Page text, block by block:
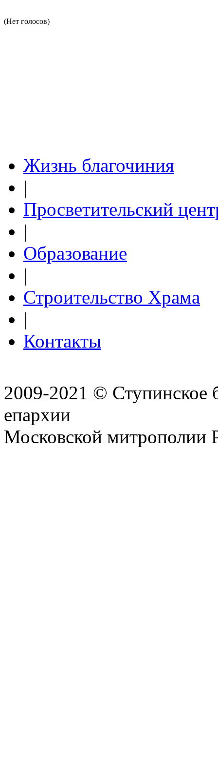
(Нет голосов)
Жизнь благочиния
|
Просветительский
|
Образование
|
Строительство Храма
|
Контакты
2009-2021 © Ступинское
епархии
Московской митрополии